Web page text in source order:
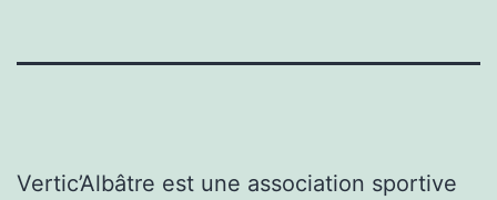
Vertic’Albâtre est une association sportive